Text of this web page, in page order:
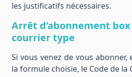
les justificatifs nécessaires.
Arrêt d’abonnement
courrier type
Si vous venez de vous abonner,
la formule choisie, le Code de